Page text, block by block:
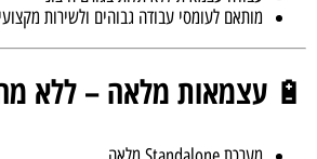
מותאם לעומסי עבודה גבוהים ולשירות מקצועי
🔋 עצמאות מלאה – ללא